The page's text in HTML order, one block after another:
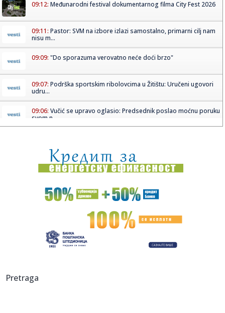
09:12: Međunarodni festival dokumentarnog filma City Fest 2026
09:11: Pastor: SVM na izbore izlazi samostalno, primarni cilj nam
nisu m...
09:09: "Do sporazuma verovatno neće doći brzo"
09:07: Podrška sportskim ribolovcima u Žitištu: Uručeni ugovori
udru...
09:06: Vučić se upravo oglasio: Predsednik poslao moćnu poruku
svom n...
09:03:Mesi preboleo Mundijal i zablistao u klupskom dresu
VIDEO
09:03:Lovćenac: Dobrovoljno davanje krvi u Lovćencu
Gde su nestali automobili za 10.000 evra? Pre samo 10
09:03:Nemački penzioneri rade i do 74 godine
Pretraga